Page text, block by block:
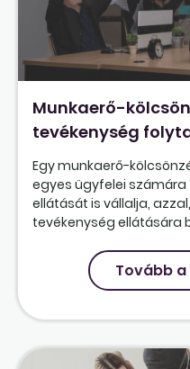
Munkaerő-
tevékenység
Egy munkaerő-
egyes ügyfelei
ellátását is vállalja,
tevékenység ellátására
Tovább a